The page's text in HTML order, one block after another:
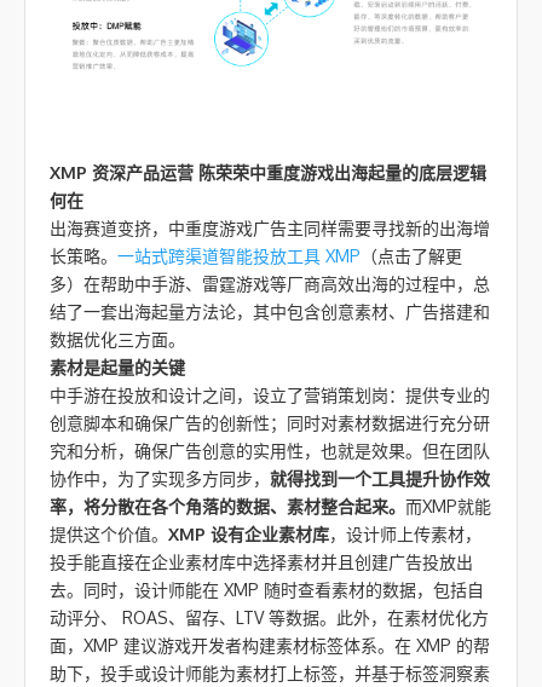
XMP 资深产品运营 陈荣荣中重度游戏出海起量的底层逻辑
何在
出海赛道变挤，中重度游戏广告主同样需要寻找新的出海增
长策略。 一站式跨渠道智能投放工具 XMP （点击了解更
多）在帮助中手游、雷霆游戏等厂商高效出海的过程中，总
结了一套出海起量方法论，其中包含创意素材、广告搭建和
数据优化三方面。
素材是起量的关键
中手游在投放和设计之间，设立了营销策划岗：提供专业的
创意脚本和确保广告的创新性；同时对素材数据进行充分研
究和分析，确保广告创意的实用性，也就是效果。但在团队
协作中，为了实现多方同步， 就得找到一个工具提升协作效
率，将分散在各个角落的数据、素材整合起来。 而XMP就能
提供这个价值。 XMP 设有企业素材库，设计师上传素材，
投手能直接在企业素材库中选择素材并且创建广告投放出
去。同时，设计师能在 XMP 随时查看素材的数据，包括自
动评分、 ROAS、留存、LTV 等数据。此外，在素材优化方
面，XMP 建议游戏开发者构建素材标签体系。在 XMP 的帮
助下，投手或设计师能为素材打上标签，并基于标签洞察素